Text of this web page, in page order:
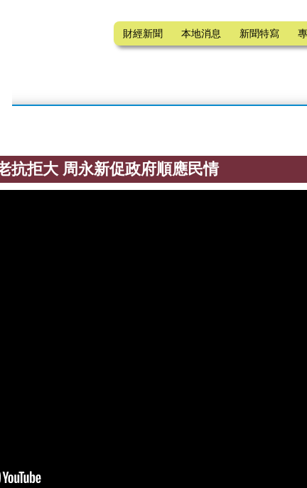
財經新聞 本地消息 新聞特寫
抗拒大 周永新促政府順應民情